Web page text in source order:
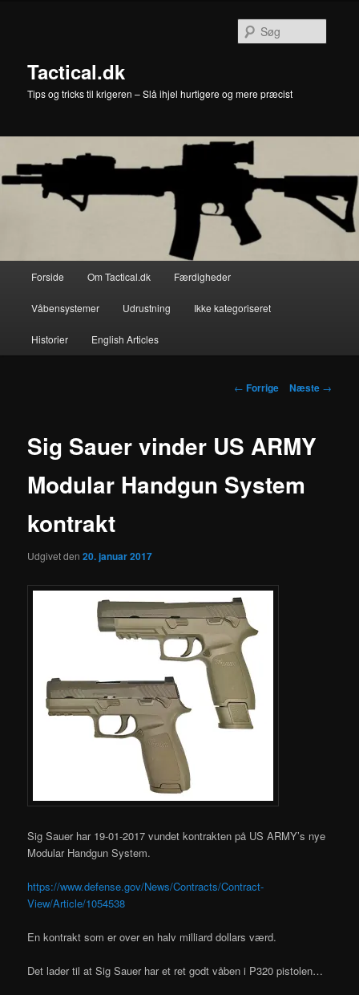
Tactical.dk
Tips og tricks til krigeren – Slå ihjel hurtigere og mere præcist
Forside Om Tactical.dk Færdigheder
Våbensystemer Udrustning Ikke kategoriseret
Historier English Articles
Indlægsnavigation
← Forrige Næste →
Sig Sauer vinder US ARMY
Modular Handgun System
kontrakt
Udgivet den20. januar 2017
Sig Sauer har 19-01-2017 vundet kontrakten på US ARMY’s nye
Modular Handgun System.
https://www.defense.gov/News/Contracts/Contract-
View/Article/1054538
En kontrakt som er over en halv milliard dollars værd.
Det lader til at Sig Sauer har et ret godt våben i P320 pistolen…